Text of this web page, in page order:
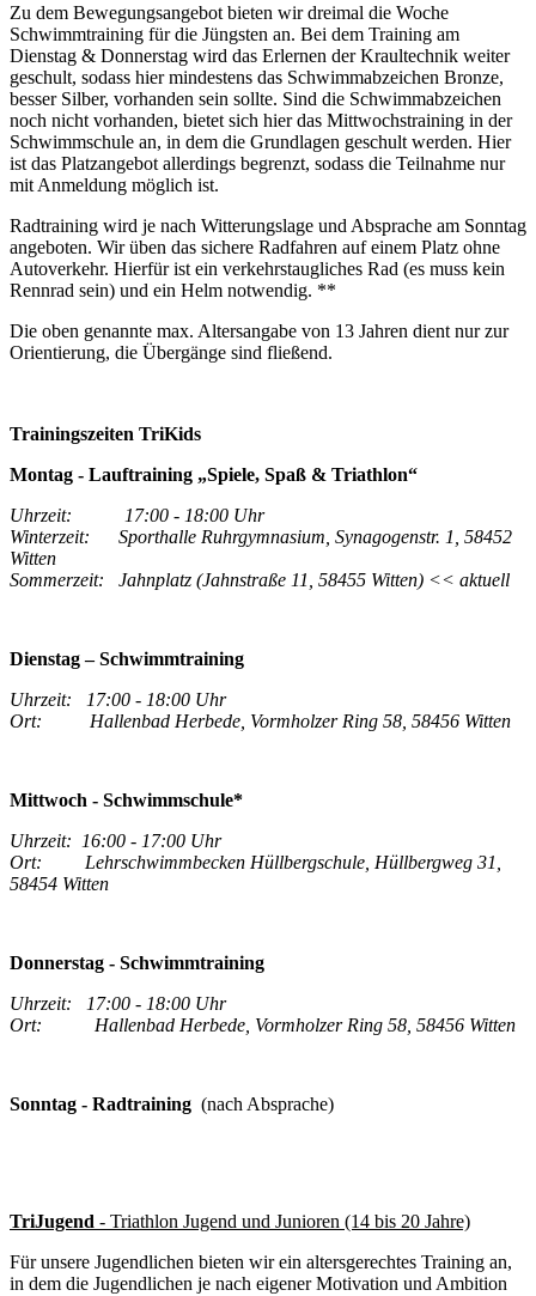
Zu dem Bewegungsangebot bieten wir dreimal die Woche
Schwimmtraining für die Jüngsten an. Bei dem Training am
Dienstag & Donnerstag wird das Erlernen der Kraultechnik weiter
geschult, sodass hier mindestens das Schwimmabzeichen Bronze,
besser Silber, vorhanden sein sollte. Sind die Schwimmabzeichen
noch nicht vorhanden, bietet sich hier das Mittwochstraining in der
Schwimmschule an, in dem die Grundlagen geschult werden. Hier
ist das Platzangebot allerdings begrenzt, sodass die Teilnahme nur
mit Anmeldung möglich ist.
Radtraining wird je nach Witterungslage und Absprache am Sonntag
angeboten. Wir üben das sichere Radfahren auf einem Platz ohne
Autoverkehr. Hierfür ist ein verkehrstaugliches Rad (es muss kein
Rennrad sein) und ein Helm notwendig. **
Die oben genannte max. Altersangabe von 13 Jahren dient nur zur
Orientierung, die Übergänge sind fließend.
Trainingszeiten TriKids
Montag - Lauftraining „Spiele, Spaß & Triathlon“
Uhrzeit: 17:00 - 18:00 Uhr
Winterzeit: Sporthalle Ruhrgymnasium, Synagogenstr. 1, 58452
Witten
Sommerzeit: Jahnplatz (Jahnstraße 11, 58455 Witten) << aktuell
Dienstag – Schwimmtraining
Uhrzeit: 17:00 - 18:00 Uhr
Ort: Hallenbad Herbede, Vormholzer Ring 58, 58456 Witten
Mittwoch - Schwimmschule*
Uhrzeit: 16:00 - 17:00 Uhr
Ort: Lehrschwimmbecken Hüllbergschule, Hüllbergweg 31,
58454 Witten
Donnerstag - Schwimmtraining
Uhrzeit: 17:00 - 18:00 Uhr
Ort: Hallenbad Herbede, Vormholzer Ring 58, 58456 Witten
Sonntag - Radtraining (nach Absprache)
TriJugend - Triathlon Jugend und Junioren (14 bis 20 Jahre)
Für unsere Jugendlichen bieten wir ein altersgerechtes Training an,
in dem die Jugendlichen je nach eigener Motivation und Ambition